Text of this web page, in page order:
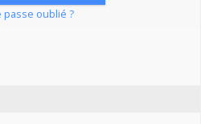
passe oublié ?